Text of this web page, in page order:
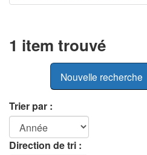
1 item trouvé
Nouvelle recherche
Trier par :
Direction de tri :